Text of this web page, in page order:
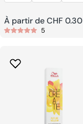
Prix
À partir de CHF 0.30
5